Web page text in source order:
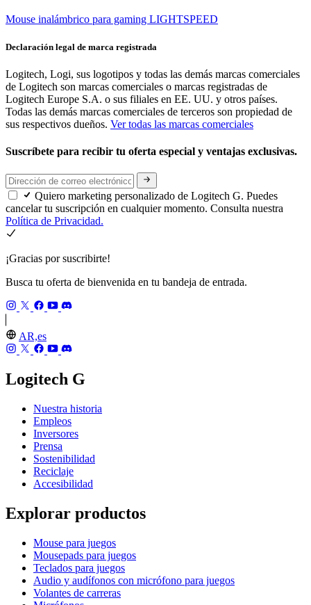
Mouse inalámbrico para gaming LIGHTSPEED
Declaración legal de marca registrada
Logitech, Logi, sus logotipos y todas las demás marcas comerciales
de Logitech son marcas comerciales o marcas registradas de
Logitech Europe S.A. o sus filiales en EE. UU. y otros países.
Todas las demás marcas comerciales de terceros son propiedad de
sus respectivos dueños. Ver todas las marcas comerciales
Suscríbete para recibir tu oferta especial y ventajas exclusivas.
Quiero marketing personalizado de Logitech G. Puedes
cancelar tu suscripción en cualquier momento. Consulta nuestra
Política de Privacidad.
¡Gracias por suscribirte!
Busca tu oferta de bienvenida en tu bandeja de entrada.
AR,es
Logitech G
Nuestra historia
Empleos
Inversores
Prensa
Sostenibilidad
Reciclaje
Accesibilidad
Explorar productos
Mouse para juegos
Mousepads para juegos
Teclados para juegos
Audio y audífonos con micrófono para juegos
Volantes de carreras